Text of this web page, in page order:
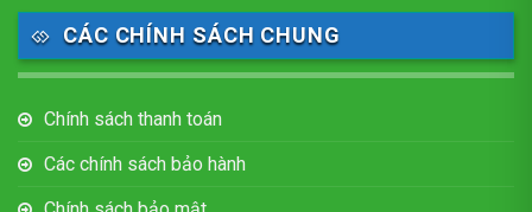
CÁC CHÍNH SÁCH CHUNG
Chính sách thanh toán
Các chính sách bảo hành